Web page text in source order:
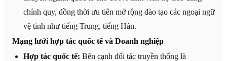
chính quy, đồng thời ưu tiên mở rộng đào tạo các ngoại ngữ
vệ tinh như tiếng Trung, tiếng Hàn.
Mạng lưới hợp tác quốc tế và Doanh nghiệp
Hợp tác quốc tế: Bên cạnh đối tác truyền thống là